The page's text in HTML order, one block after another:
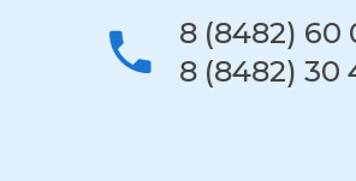
8 (8482) 60
8 (8482) 30